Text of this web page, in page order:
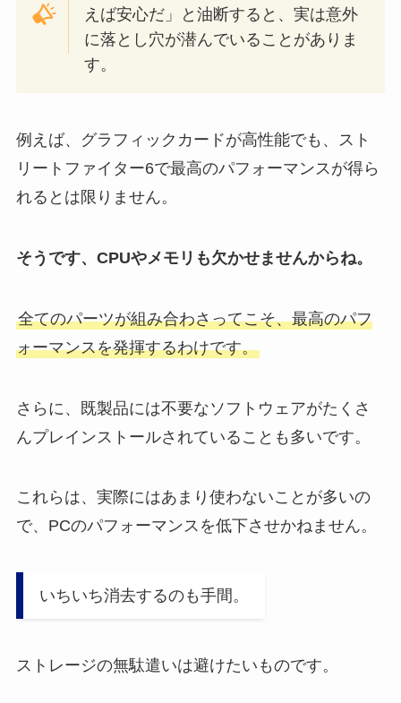
えば安心だ」と油断すると、実は意外
に落とし穴が潜んでいることがありま
す。
例えば、グラフィックカードが高性能でも、スト
リートファイター6で最高のパフォーマンスが得ら
れるとは限りません。
そうです、CPUやメモリも欠かせませんからね。
全てのパーツが組み合わさってこそ、最高のパフ
ォーマンスを発揮するわけです。
さらに、既製品には不要なソフトウェアがたくさ
んプレインストールされていることも多いです。
これらは、実際にはあまり使わないことが多いの
で、PCのパフォーマンスを低下させかねません。
いちいち消去するのも手間。
ストレージの無駄遣いは避けたいものです。